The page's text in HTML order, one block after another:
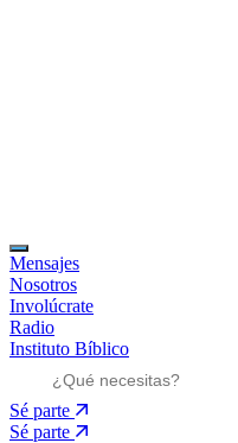
Mensajes
Nosotros
Involúcrate
Radio
Instituto Bíblico
Sé parte
Sé parte